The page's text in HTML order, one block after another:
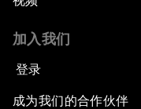
加入我们
登录
成为我们的合作伙伴